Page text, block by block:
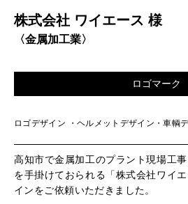
株式会社 ワイエース 様
〈金属加工業〉
ロゴマーク
ロゴデザイン ・ヘルメットデザイン・車輌
高知市で金属加工のプラント現場工
を手掛けておられる「株式会社ワイ
インをご依頼いただきました。